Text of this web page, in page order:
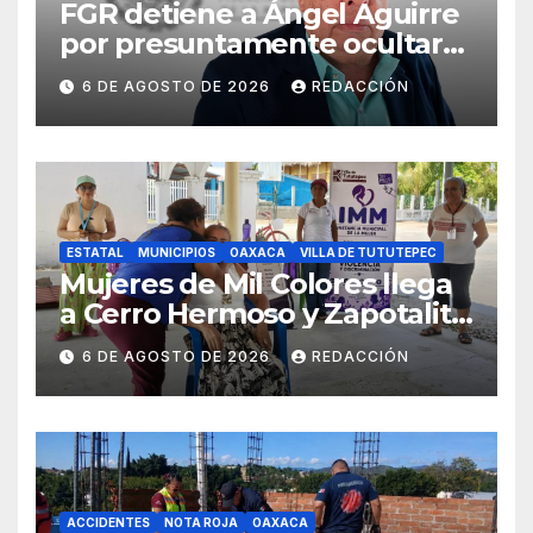
FGR detiene a Ángel Aguirre
por presuntamente ocultar
evidencias del caso
Ayotzinapa
6 DE AGOSTO DE 2026 REDACCIÓN
ESTATAL MUNICIPIOS OAXACA VILLA DE TUTUTEPEC
Mujeres de Mil Colores llega
a Cerro Hermoso y Zapotalito
para fortalecer redes de
apoyo y prevenir violencias
6 DE AGOSTO DE 2026 REDACCIÓN
ACCIDENTES NOTA ROJA OAXACA